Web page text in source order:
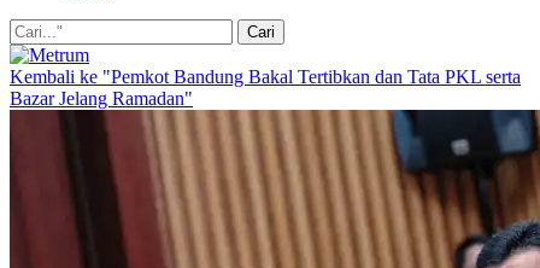
Kembali ke "Pemkot Bandung Bakal Tertibkan dan Tata PKL serta
Bazar Jelang Ramadan"